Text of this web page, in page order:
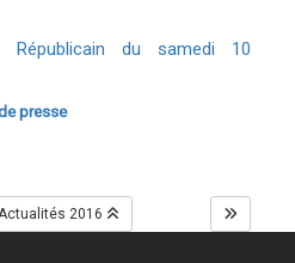
du samedi 10
presse
2016